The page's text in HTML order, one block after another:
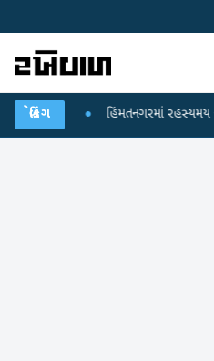
બ્રેકિંગ
કર્યા હિંમતનગરમાં રહસ્યમય